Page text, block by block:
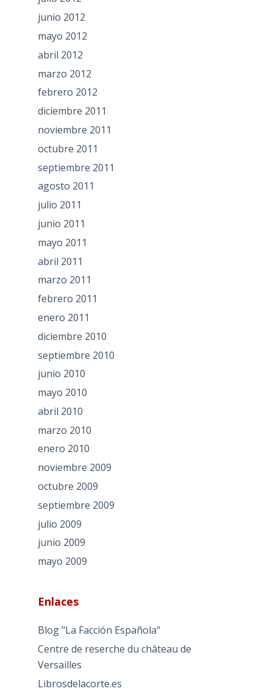
junio 2012
mayo 2012
abril 2012
marzo 2012
febrero 2012
diciembre 2011
noviembre 2011
octubre 2011
septiembre 2011
agosto 2011
julio 2011
junio 2011
mayo 2011
abril 2011
marzo 2011
febrero 2011
enero 2011
diciembre 2010
septiembre 2010
junio 2010
mayo 2010
abril 2010
marzo 2010
enero 2010
noviembre 2009
octubre 2009
septiembre 2009
julio 2009
junio 2009
mayo 2009
Enlaces
Blog "La Facción Española"
Centre de reserche du château de
Versailles
Librosdelacorte.es